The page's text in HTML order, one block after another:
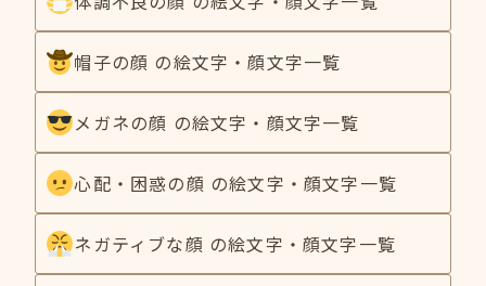
帽子の顔 の絵文字・顔文字一覧
メガネの顔 の絵文字・顔文字一覧
心配・困惑の顔 の絵文字・顔文字一覧
ネガティブな顔 の絵文字・顔文字一覧